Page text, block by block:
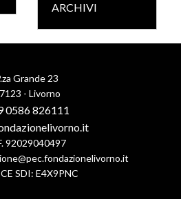
ARCHIVI
Grande 23
- Livorno
0586 826111
92029040497
SDI: E4X9PNC